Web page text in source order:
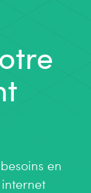
en